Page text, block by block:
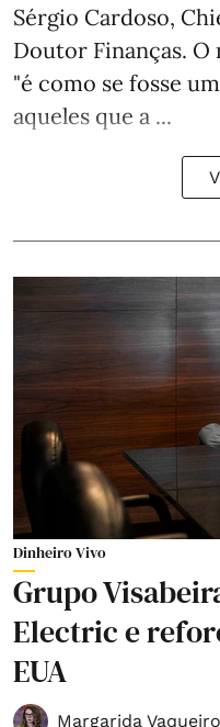
Sérgio Cardoso,
Doutor Finanças. O
"é como se fosse um
aqueles que a ...
Dinheiro Vivo
Grupo
Electric e
EUA
Margarida